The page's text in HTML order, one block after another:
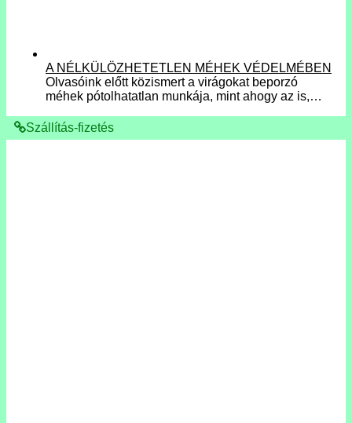
A NÉLKÜLÖZHETETLEN MÉHEK VÉDELMÉBEN
Olvasóink előtt közismert a virágokat beporzó
méhek pótolhatatlan munkája, mint ahogy az is,…
Szállítás-fizetés